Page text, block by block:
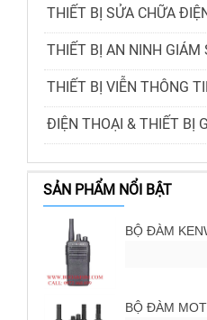
THIẾT BỊ SỬA CHỮA
THIẾT BỊ AN NINH GIÁM
THIẾT BỊ VIỄN THÔNG
ĐIỆN THOẠI & THIẾT BỊ
SẢN PHẨM NỔI BẬT
BỘ ĐÀM
BỘ ĐÀM